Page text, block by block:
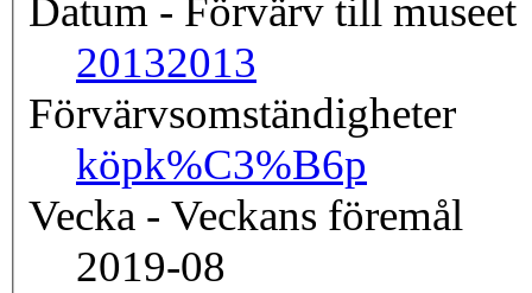
Datum - Förvärv till museet
20132013
Förvärvsomständigheter
köpk%C3%B6p
Vecka - Veckans föremål
2019-08